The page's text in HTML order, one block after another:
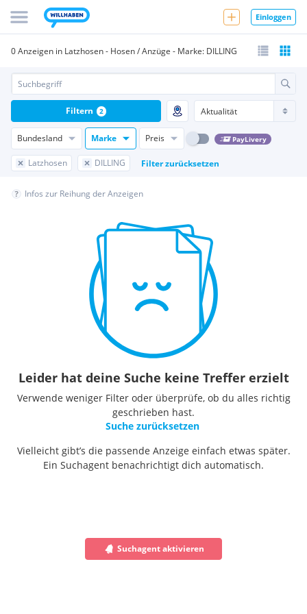
Einloggen
0 Anzeigen in Latzhosen - Hosen / Anzüge - Marke: DILLING
Bundesland Marke Preis PayLivery
Latzhosen DILLING Filter zurücksetzen
Filtern 2
Infos zur Reihung der Anzeigen
Leider hat deine Suche keine Treffer erzielt
Verwende weniger Filter oder überprüfe, ob du alles richtig
geschrieben hast.
Suche zurücksetzen
Vielleicht gibt’s die passende Anzeige einfach etwas später.
Ein Suchagent benachrichtigt dich automatisch.
Suchagent aktivieren